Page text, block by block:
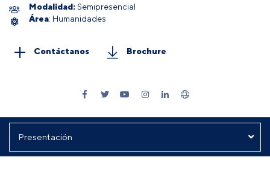
Modalidad: Semipresencial
Área: Humanidades
Contáctanos Brochure